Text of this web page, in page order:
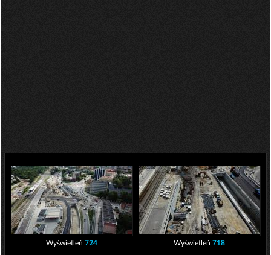
Wyświetleń 724 Wyświetleń 718